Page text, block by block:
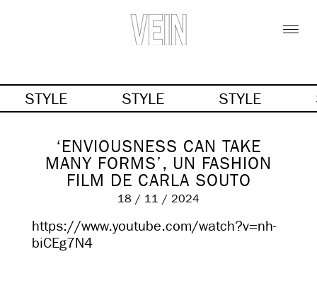
STYLE STYLE STYLE
‘ENVIOUSNESS CAN TAKE
MANY FORMS’, UN FASHION
FILM DE CARLA SOUTO
18 / 11 / 2024
https://www.youtube.com/watch?v=nh-
biCEg7N4